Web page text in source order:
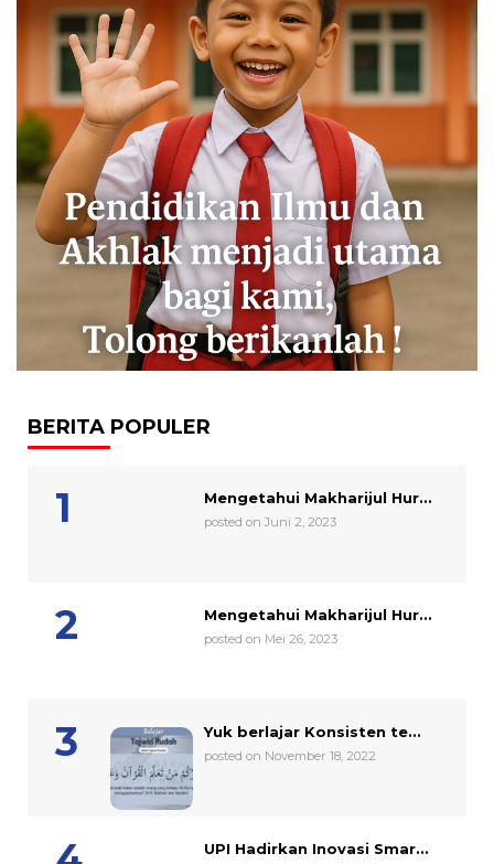
BERITA POPULER
Mengetahui Makharijul Hur...
posted on Juni 2, 2023
Mengetahui Makharijul Hur...
posted on Mei 26, 2023
Yuk berlajar Konsisten te...
posted on November 18, 2022
UPI Hadirkan Inovasi Smar...